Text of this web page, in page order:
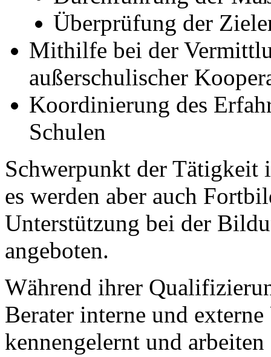
Überprüfung der
Mithilfe bei der
außerschulischer
Koordinierung des
Schulen
Schwerpunkt der Tätigkeit
es werden aber auch
Unterstützung bei der
angeboten.
Während ihrer
Berater interne und
kennengelernt und